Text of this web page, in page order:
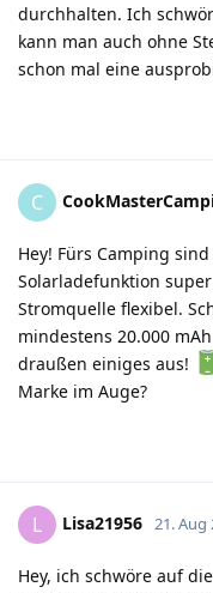
durchhalten. Ich
kann man auch ohne
schon mal eine
C
Hey! Fürs Camping
Solarladefunktion
Stromquelle flexibel.
mindestens 20.000
draußen einiges aus!
Marke im Auge?
L Lisa21956 21. Aug
Hey, ich schwöre auf